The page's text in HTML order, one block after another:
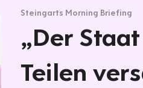
Steingarts Morning Briefing
„Der
Teilen